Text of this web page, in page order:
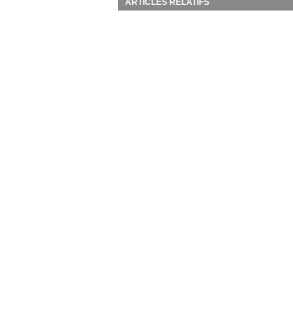
ARTICLES RELATIFS